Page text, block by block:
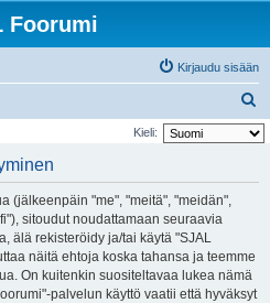
Foorumi
Kirjaudu sisään
t
Kieli:
(jälkeenpäin "me", "meitä", "meidän",
sitoudut noudattamaan seuraavia
älä rekisteröidy ja/tai käytä "SJAL
näitä ehtoja koska tahansa ja teemme
On kuitenkin suositeltavaa lukea nämä
palvelun käyttö vaatii että hyväksyt